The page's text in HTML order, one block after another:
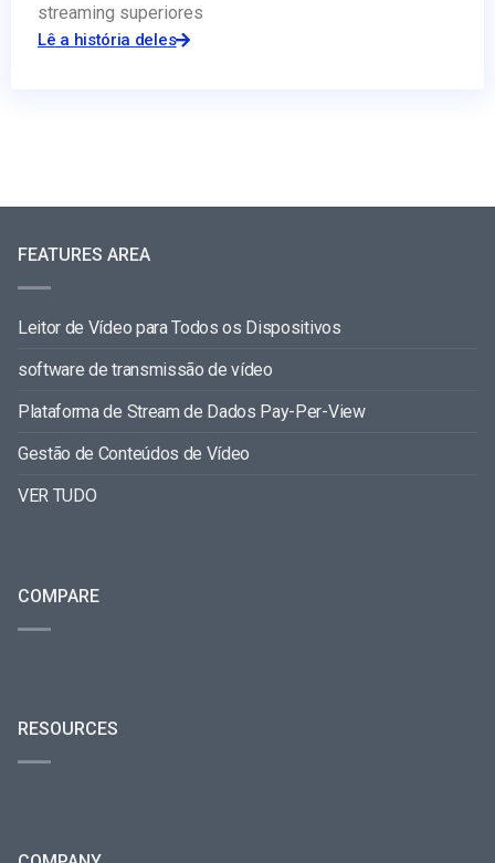
streaming superiores
Lê a história deles
FEATURES AREA
Leitor de Vídeo para Todos os Dispositivos
software de transmissão de vídeo
Plataforma de Stream de Dados Pay-Per-View
Gestão de Conteúdos de Vídeo
VER TUDO
COMPARE
RESOURCES